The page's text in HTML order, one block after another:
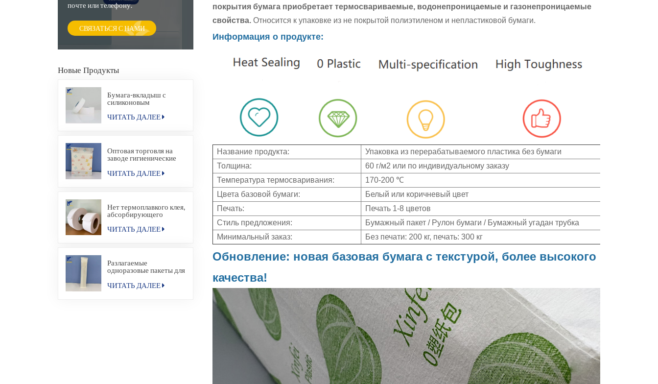
почте или телефону.
СВЯЗАТЬСЯ С НАМИ
Новые Продукты
Бумага-вкладыш с
силиконовым
ЧИТАТЬ ДАЛЕЕ
Оптовая торговля на
заводе гигиенические
прокладки для салфеток
бумажный мешок
ЧИТАТЬ ДАЛЕЕ
Нет термоплавкого клея,
абсорбирующего
материала для
гигиенической салфетки
ЧИТАТЬ ДАЛЕЕ
Разлагаемые
одноразовые пакеты для
упаковки в
термосвариваемые
пакеты для
ЧИТАТЬ ДАЛЕЕ
покрытия бумага приобретает термосвариваемые, водонепроницаемые и газонепроницаемые
свойства.Относится к упаковке из не покрытой полиэтиленом и непластиковой бумаги.
Информация о продукте:
Название продукта:
Упаковка из перерабатываемого пластика без бумаги
Толщина:
60 г/м2 или по индивидуальному заказу
Температура термосваривания:
170-200 ℃
Цвета базовой бумаги:
Белый или коричневый цвет
Печать:
Печать 1-8 цветов
Стиль предложения:
Бумажный пакет / Рулон бумаги / Бумажный угадан трубка
Минимальный заказ:
Без печати: 200 кг, печать: 300 кг
Обновление: новая базовая бумага с текстурой, более высокого
качества!